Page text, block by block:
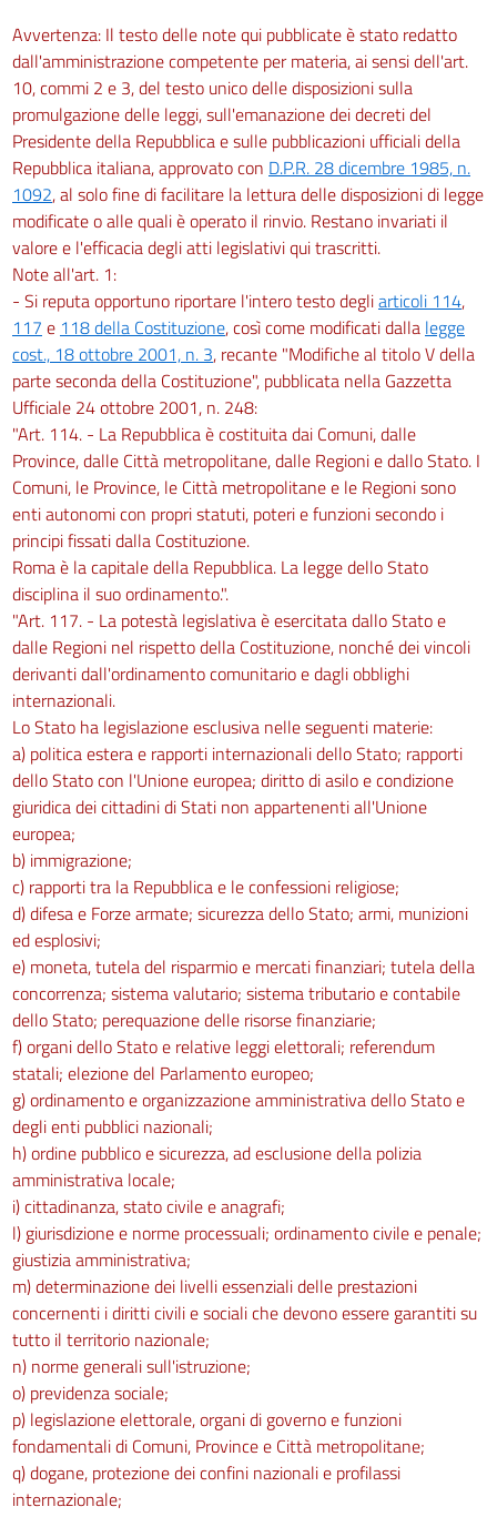
Avvertenza: Il testo delle note qui pubblicate è stato redatto
dall'amministrazione competente per materia, ai sensi dell'art.
10, commi 2 e 3, del testo unico delle disposizioni sulla
promulgazione delle leggi, sull'emanazione dei decreti del
Presidente della Repubblica e sulle pubblicazioni ufficiali della
Repubblica italiana, approvato con D.P.R. 28 dicembre 1985, n.
1092, al solo fine di facilitare la lettura delle disposizioni di legge
modificate o alle quali è operato il rinvio. Restano invariati il
valore e l'efficacia degli atti legislativi qui trascritti.
Note all'art. 1:
- Si reputa opportuno riportare l'intero testo degliarticoli 114,
117 e 118 della Costituzione, così come modificati dalla legge
cost., 18 ottobre 2001, n. 3, recante "Modifiche al titolo V della
parte seconda della Costituzione", pubblicata nella Gazzetta
Ufficiale 24 ottobre 2001, n. 248:
"Art. 114. - La Repubblica è costituita dai Comuni, dalle
Province, dalle Città metropolitane, dalle Regioni e dallo Stato. I
Comuni, le Province, le Città metropolitane e le Regioni sono
enti autonomi con propri statuti, poteri e funzioni secondo i
principi fissati dalla Costituzione.
Roma è la capitale della Repubblica. La legge dello Stato
disciplina il suo ordinamento.".
"Art. 117. - La potestà legislativa è esercitata dallo Stato e
dalle Regioni nel rispetto della Costituzione, nonché dei vincoli
derivanti dall'ordinamento comunitario e dagli obblighi
internazionali.
Lo Stato ha legislazione esclusiva nelle seguenti materie:
a) politica estera e rapporti internazionali dello Stato; rapporti
dello Stato con l'Unione europea; diritto di asilo e condizione
giuridica dei cittadini di Stati non appartenenti all'Unione
europea;
b) immigrazione;
c) rapporti tra la Repubblica e le confessioni religiose;
d) difesa e Forze armate; sicurezza dello Stato; armi, munizioni
ed esplosivi;
e) moneta, tutela del risparmio e mercati finanziari; tutela della
concorrenza; sistema valutario; sistema tributario e contabile
dello Stato; perequazione delle risorse finanziarie;
f) organi dello Stato e relative leggi elettorali; referendum
statali; elezione del Parlamento europeo;
g) ordinamento e organizzazione amministrativa dello Stato e
degli enti pubblici nazionali;
h) ordine pubblico e sicurezza, ad esclusione della polizia
amministrativa locale;
i) cittadinanza, stato civile e anagrafi;
l) giurisdizione e norme processuali; ordinamento civile e penale;
giustizia amministrativa;
m) determinazione dei livelli essenziali delle prestazioni
concernenti i diritti civili e sociali che devono essere garantiti su
tutto il territorio nazionale;
n) norme generali sull'istruzione;
o) previdenza sociale;
p) legislazione elettorale, organi di governo e funzioni
fondamentali di Comuni, Province e Città metropolitane;
q) dogane, protezione dei confini nazionali e profilassi
internazionale;